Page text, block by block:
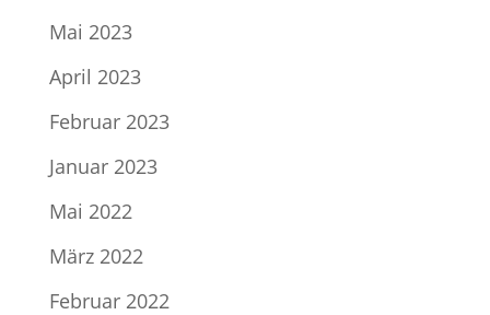
Mai 2023
April 2023
Februar 2023
Januar 2023
Mai 2022
März 2022
Februar 2022